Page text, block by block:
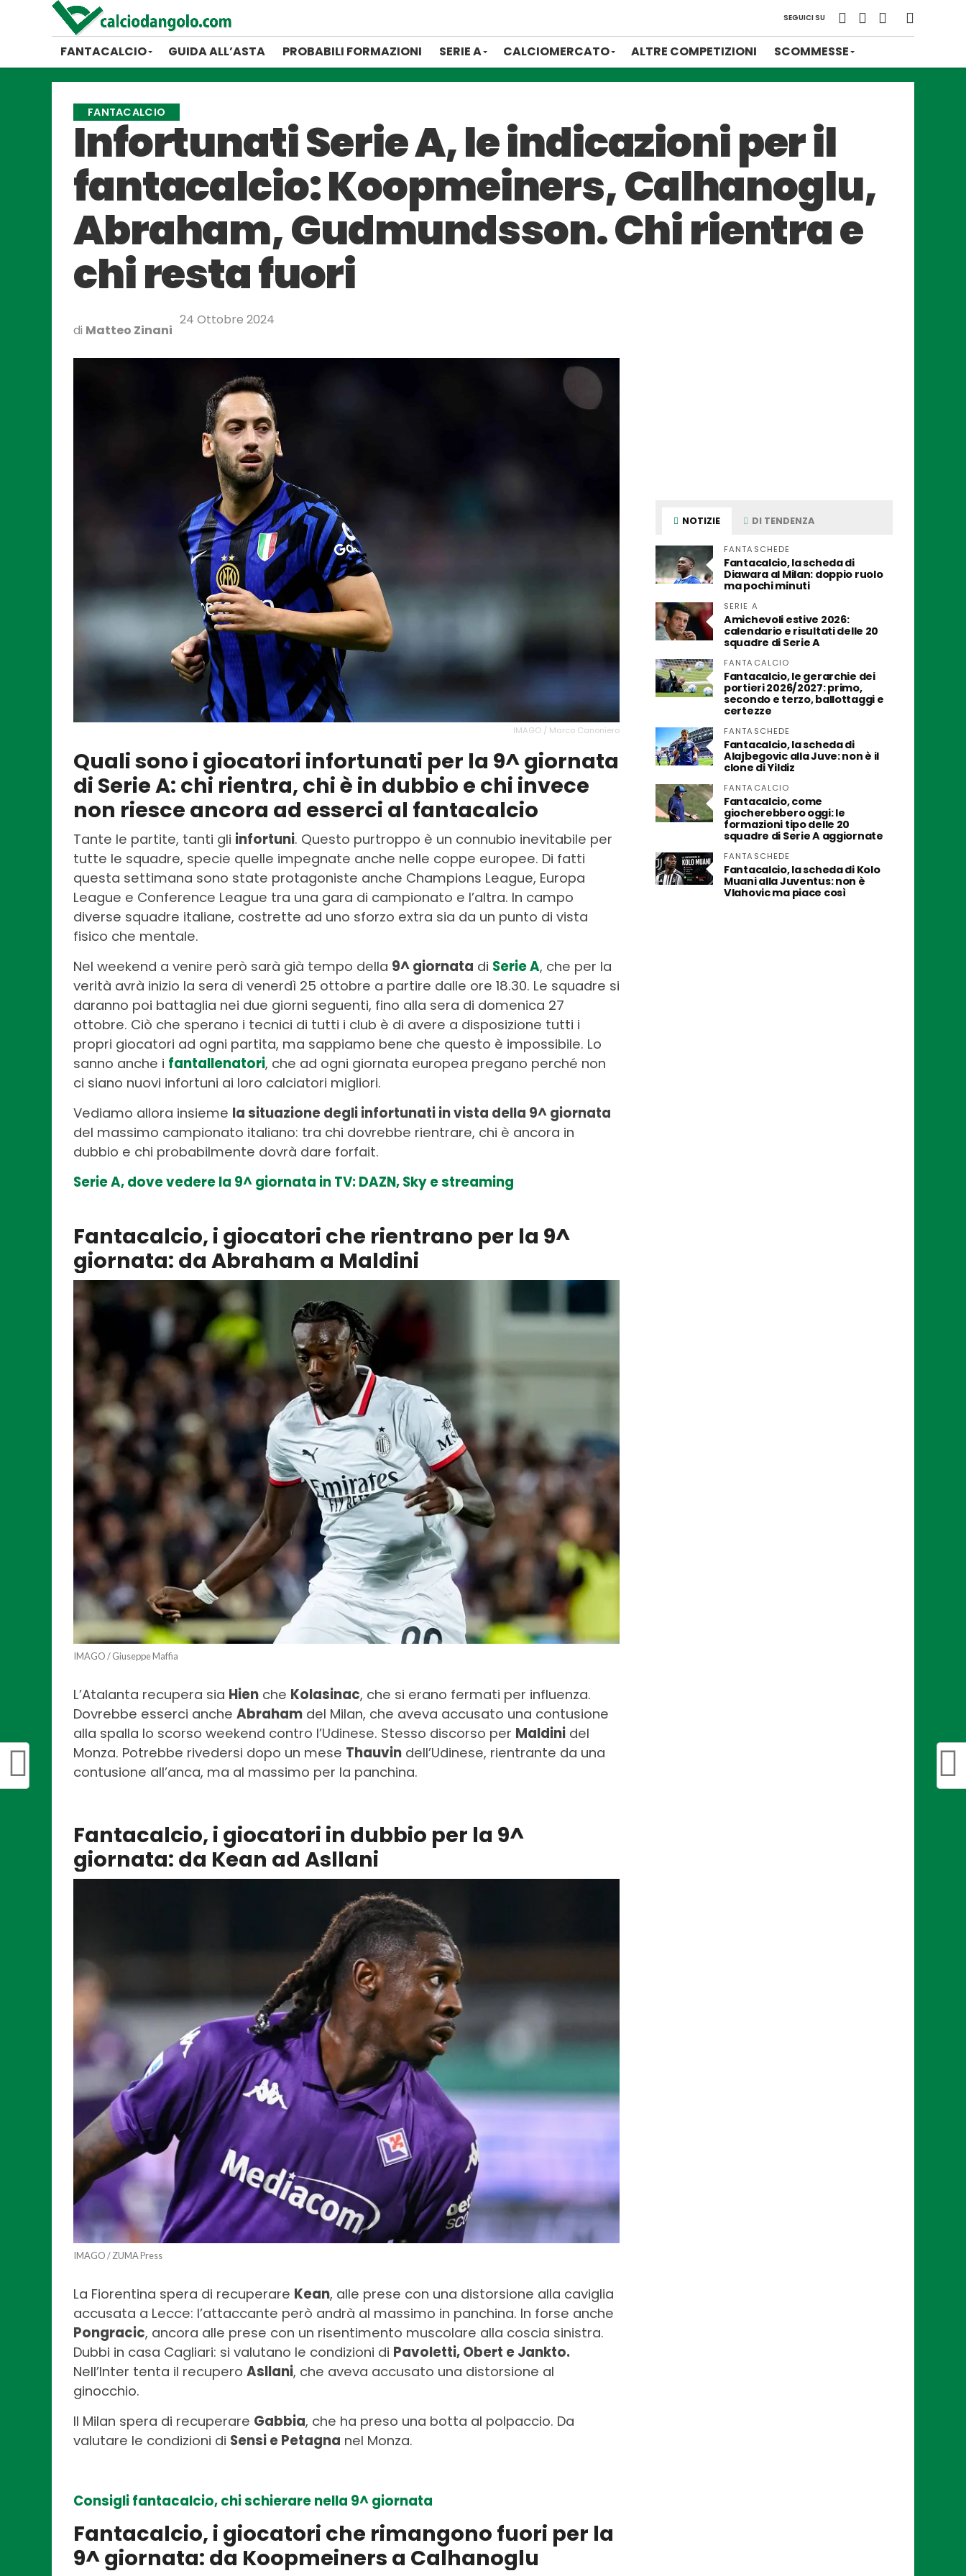
SEGUICI SU
FANTACALCIO GUIDA ALL’ASTA PROBABILI FORMAZIONI SERIE A CALCIOMERCATO ALTRE COMPETIZIONI SCOMMESSE
FANTACALCIO
Infortunati Serie A, le indicazioni per il
fantacalcio: Koopmeiners, Calhanoglu,
Abraham, Gudmundsson. Chi rientra e
chi resta fuori
di Matteo Zinani
24 Ottobre 2024
IMAGO / Marco Canoniero
Quali sono i giocatori infortunati per la 9^ giornata
di Serie A: chi rientra, chi è in dubbio e chi invece
non riesce ancora ad esserci al fantacalcio
Tante le partite, tanti gli infortuni. Questo purtroppo è un connubio inevitabile per
tutte le squadre, specie quelle impegnate anche nelle coppe europee. Di fatti
questa settimana sono state protagoniste anche Champions League, Europa
League e Conference League tra una gara di campionato e l’altra. In campo
diverse squadre italiane, costrette ad uno sforzo extra sia da un punto di vista
fisico che mentale.
Nel weekend a venire però sarà già tempo della 9^ giornata di Serie A, che per la
verità avrà inizio la sera di venerdì 25 ottobre a partire dalle ore 18.30. Le squadre si
daranno poi battaglia nei due giorni seguenti, fino alla sera di domenica 27
ottobre. Ciò che sperano i tecnici di tutti i club è di avere a disposizione tutti i
propri giocatori ad ogni partita, ma sappiamo bene che questo è impossibile. Lo
sanno anche i fantallenatori, che ad ogni giornata europea pregano perché non
ci siano nuovi infortuni ai loro calciatori migliori.
Vediamo allora insieme la situazione degli infortunati in vista della 9^ giornata
del massimo campionato italiano: tra chi dovrebbe rientrare, chi è ancora in
dubbio e chi probabilmente dovrà dare forfait.
Serie A, dove vedere la 9^ giornata in TV: DAZN, Sky e streaming
Fantacalcio, i giocatori che rientrano per la 9^
giornata: da Abraham a Maldini
IMAGO / Giuseppe Maffia
L’Atalanta recupera sia Hien che Kolasinac, che si erano fermati per influenza.
Dovrebbe esserci anche Abraham del Milan, che aveva accusato una contusione
alla spalla lo scorso weekend contro l’Udinese. Stesso discorso per Maldini del
Monza. Potrebbe rivedersi dopo un mese Thauvin dell’Udinese, rientrante da una
contusione all’anca, ma al massimo per la panchina.
Fantacalcio, i giocatori in dubbio per la 9^
giornata: da Kean ad Asllani
IMAGO / ZUMA Press
La Fiorentina spera di recuperare Kean, alle prese con una distorsione alla caviglia
accusata a Lecce: l’attaccante però andrà al massimo in panchina. In forse anche
Pongracic, ancora alle prese con un risentimento muscolare alla coscia sinistra.
Dubbi in casa Cagliari: si valutano le condizioni di Pavoletti, Obert e Jankto.
Nell’Inter tenta il recupero Asllani, che aveva accusato una distorsione al
ginocchio.
Il Milan spera di recuperare Gabbia, che ha preso una botta al polpaccio. Da
valutare le condizioni di Sensi e Petagna nel Monza.
Consigli fantacalcio, chi schierare nella 9^ giornata
Fantacalcio, i giocatori che rimangono fuori per la
9^ giornata: da Koopmeiners a Calhanoglu
NOTIZIE DI TENDENZA
FANTASCHEDE
Fantacalcio, la scheda di
Diawara al Milan: doppio ruolo
ma pochi minuti
SERIE A
Amichevoli estive 2026:
calendario e risultati delle 20
squadre di Serie A
FANTACALCIO
Fantacalcio, le gerarchie dei
portieri 2026/2027: primo,
secondo e terzo, ballottaggi e
certezze
FANTASCHEDE
Fantacalcio, la scheda di
Alajbegovic alla Juve: non è il
clone di Yildiz
FANTACALCIO
Fantacalcio, come
giocherebbero oggi: le
formazioni tipo delle 20
squadre di Serie A aggiornate
FANTASCHEDE
Fantacalcio, la scheda di Kolo
Muani alla Juventus: non è
Vlahovic ma piace così